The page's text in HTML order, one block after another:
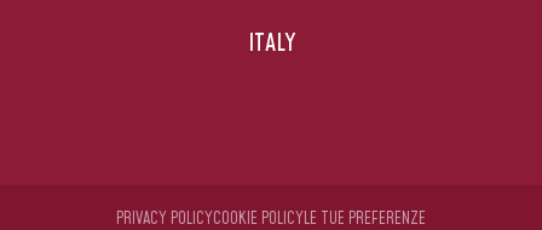
ITALY
PRIVACY POLICYCOOKIE POLICYLE TUE PREFERENZE